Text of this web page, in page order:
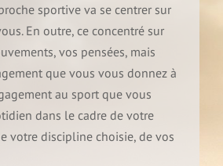
de l’hypnose et auto-hypnose
et hypnose
sportive va se centrer sur
En outre, ce concentré sur
vos pensées, mais
que vous vous donnez à
au sport que vous
dans le cadre de votre
votre discipline choisie, de vos